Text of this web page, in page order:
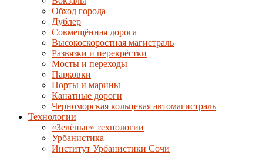
Обход города
Дублер
Совмещённая дорога
Высокоскоростная магистраль
Развязки и перекрёстки
Мосты и переходы
Парковки
Порты и марины
Канатные дороги
Черноморская кольцевая автомагистраль
Технологии
«Зелёные» технологии
Урбанистика
Институт Урбанистики Сочи